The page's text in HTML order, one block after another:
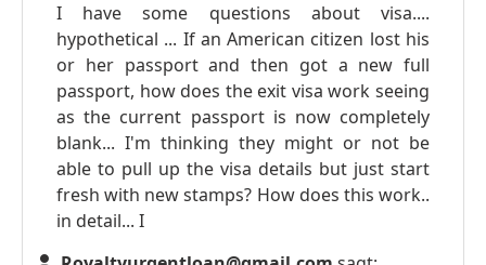
I have some questions about visa....
hypothetical ... If an American citizen lost his
or her passport and then got a new full
passport, how does the exit visa work seeing
as the current passport is now completely
blank... I'm thinking they might or not be
able to pull up the visa details but just start
fresh with new stamps? How does this work..
in detail... I